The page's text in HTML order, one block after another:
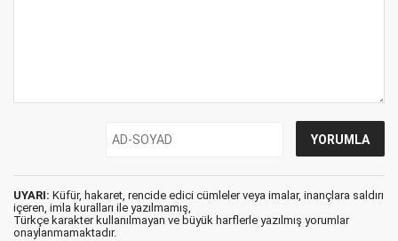
UYARI: Küfür, hakaret, rencide edici cümleler veya imalar, inançlara saldırı
içeren, imla kuralları ile yazılmamış,
Türkçe karakter kullanılmayan ve büyük harflerle yazılmış yorumlar
onaylanmamaktadır.